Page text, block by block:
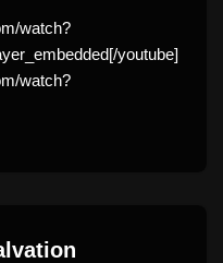
watch?
youtube]
watch?